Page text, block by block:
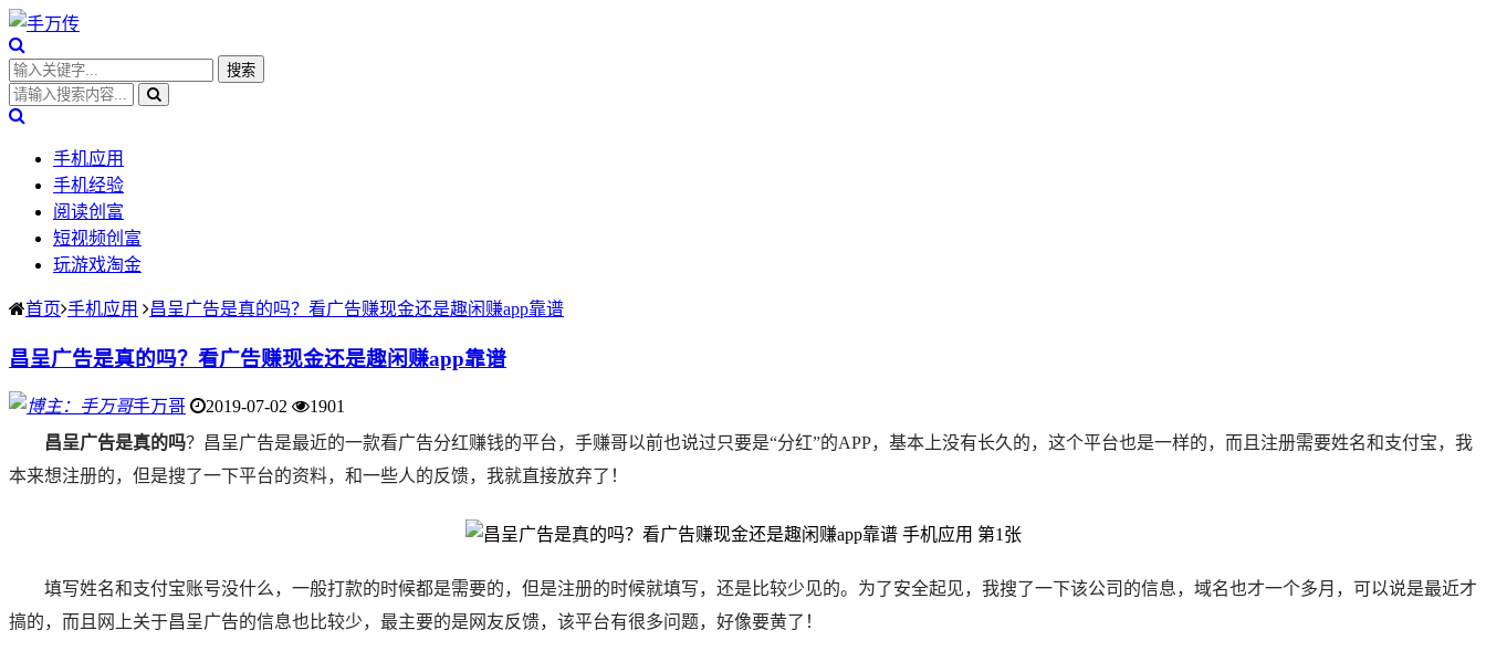
手机应用
手机经验
阅读创富
短视频创富
玩游戏淘金
首页 手机应用 昌呈广告是真的吗？看广告赚现金还是趣闲赚app靠谱
昌呈广告是真的吗？看广告赚现金还是趣闲赚app靠谱
手万哥 2019-07-02
1901
昌呈广告是真的吗？昌呈广告是最近的一款看广告分红赚钱的平台，手赚哥以前也说过只要是“分红”的APP，基本上没有长久的，这个平台也是一样的，而且注册需要姓名和支付宝，我
本来想注册的，但是搜了一下平台的资料，和一些人的反馈，我就直接放弃了！
填写姓名和支付宝账号没什么，一般打款的时候都是需要的，但是注册的时候就填写，还是比较少见的。为了安全起见，我搜了一下该公司的信息，域名也才一个多月，可以说是最近才
搞的，而且网上关于昌呈广告的信息也比较少，最主要的是网友反馈，该平台有很多问题，好像要黄了！